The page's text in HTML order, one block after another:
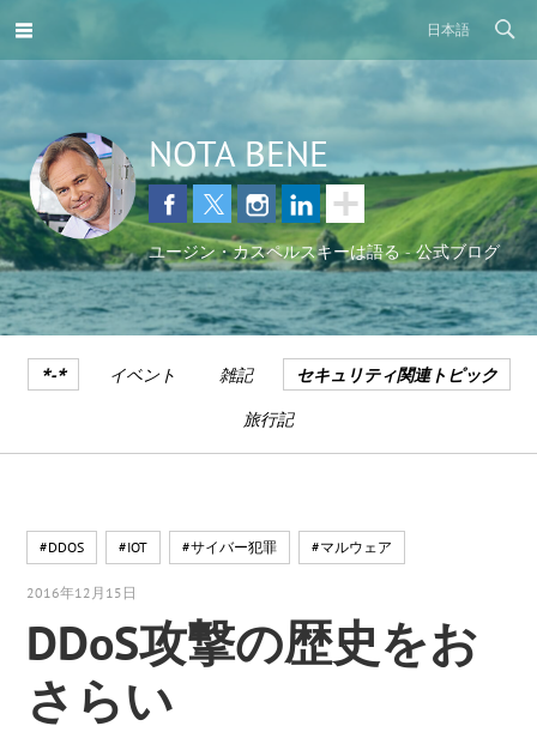
日本語
NOTA BENE
ユージン・カスペルスキーは語る - 公式ブログ
*-* イベント 雑記
セキュリティ関連トピック
旅行記
#DDOS #IOT #サイバー犯罪 #マルウェア
2016年12月15日
DDoS攻撃の歴史をお
さらい